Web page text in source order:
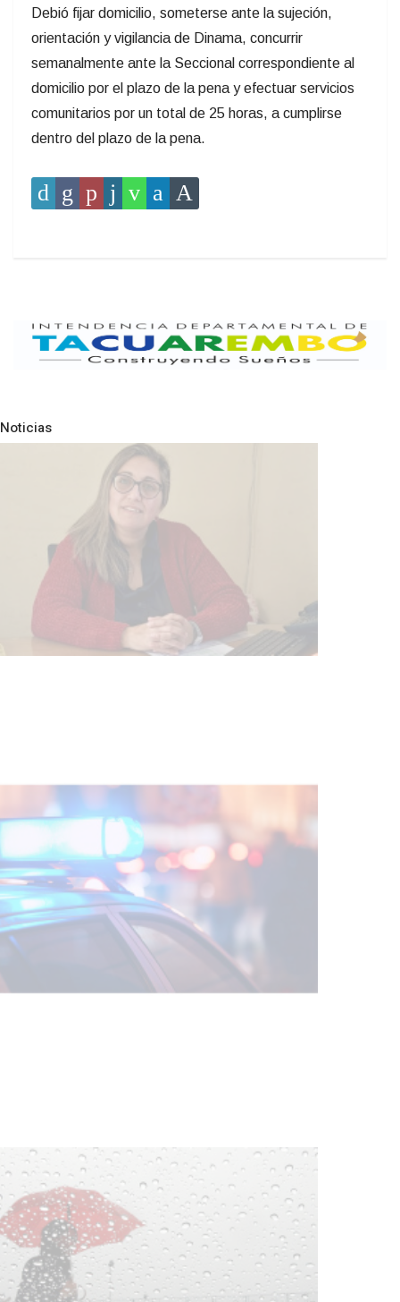
Debió fijar domicilio, someterse ante la sujeción,
orientación y vigilancia de Dinama, concurrir
semanalmente ante la Seccional correspondiente al
domicilio por el plazo de la pena y efectuar servicios
comunitarios por un total de 25 horas, a cumplirse
dentro del plazo de la pena.
Noticias
04-08-2026
POLICIALES
NOTICIAS